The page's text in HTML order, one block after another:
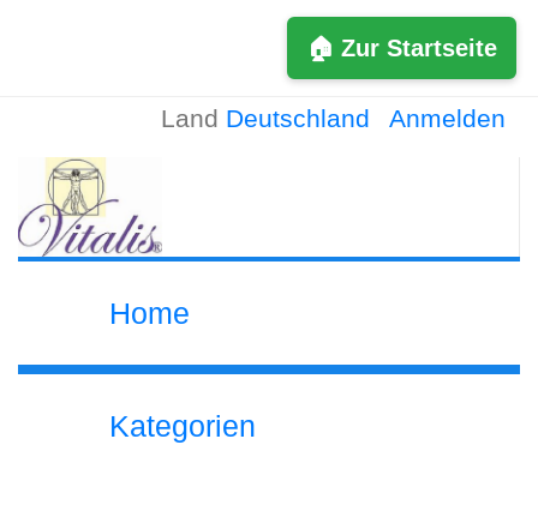
🏠 Zur Startseite
Land Deutschland Anmelden
Home
Kategorien